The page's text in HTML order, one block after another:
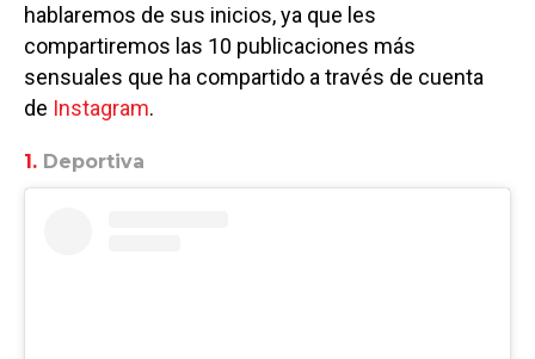
hablaremos de sus inicios, ya que les
compartiremos las 10 publicaciones más
sensuales que ha compartido a través de cuenta
de Instagram.
1. Deportiva